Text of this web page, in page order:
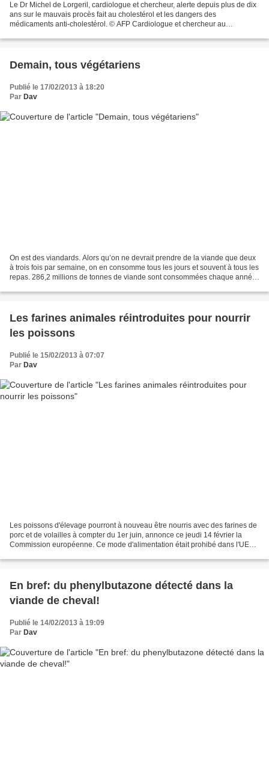
Le Dr Michel de Lorgeril, cardiologue et chercheur, alerte depuis plus de dix
ans sur le mauvais procès fait au cholestérol et les dangers des
médicaments anti-cholestérol. © AFP Cardiologue et chercheur au
Demain, tous végétariens
Publié le 17/02/2013 à 18:20
Par Dav
On est des viandards. Alors qu’on ne devrait prendre de la viande que deux
à trois fois par semaine, on en consomme tous les jours et souvent à tous les
repas. 286,2 millions de tonnes de viande sont consommées chaque année
Les farines animales réintroduites pour nourrir
les poissons
Publié le 15/02/2013 à 07:07
Par Dav
Les poissons d'élevage pourront à nouveau être nourris avec des farines de
porc et de volailles à compter du 1er juin, annonce ce jeudi 14 février la
Commission européenne. Ce mode d'alimentation était prohibé dans l'UE
En bref: du phenylbutazone détecté dans la
viande de cheval!
Publié le 14/02/2013 à 19:09
Par Dav